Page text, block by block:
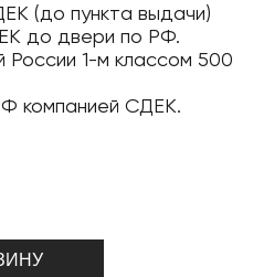
(до пункта выдачи)
до двери по РФ.
1-м классом 500
компанией СДЕК.